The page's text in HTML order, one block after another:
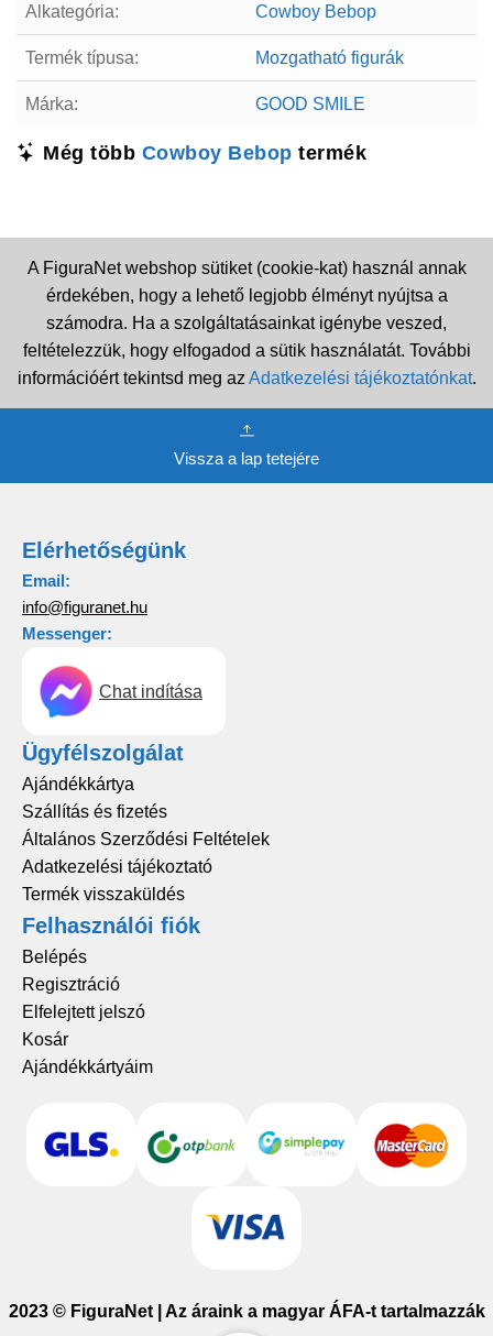
Alkategória: Cowboy Bebop
Termék típusa: Mozgatható figurák
Márka: GOOD SMILE
Még több Cowboy Bebop termék
A FiguraNet webshop sütiket (cookie-kat) használ annak
érdekében, hogy a lehető legjobb élményt nyújtsa a
számodra. Ha a szolgáltatásainkat igénybe veszed,
feltételezzük, hogy elfogadod a sütik használatát. További
információért tekintsd meg az Adatkezelési tájékoztatónkat.
Vissza a lap tetejére
Elérhetőségünk
Email:
info@figuranet.hu
Messenger:
Chat indítása
Ügyfélszolgálat
Ajándékkártya
Szállítás és fizetés
Általános Szerződési Feltételek
Adatkezelési tájékoztató
Termék visszaküldés
Felhasználói fiók
Belépés
Regisztráció
Elfelejtett jelszó
Kosár
Ajándékkártyáim
2023 © FiguraNet | Az áraink a magyar ÁFA-t tartalmazzák